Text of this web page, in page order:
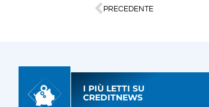
PRECEDENTE
I PIÙ LETTI SU
CREDITNEWS